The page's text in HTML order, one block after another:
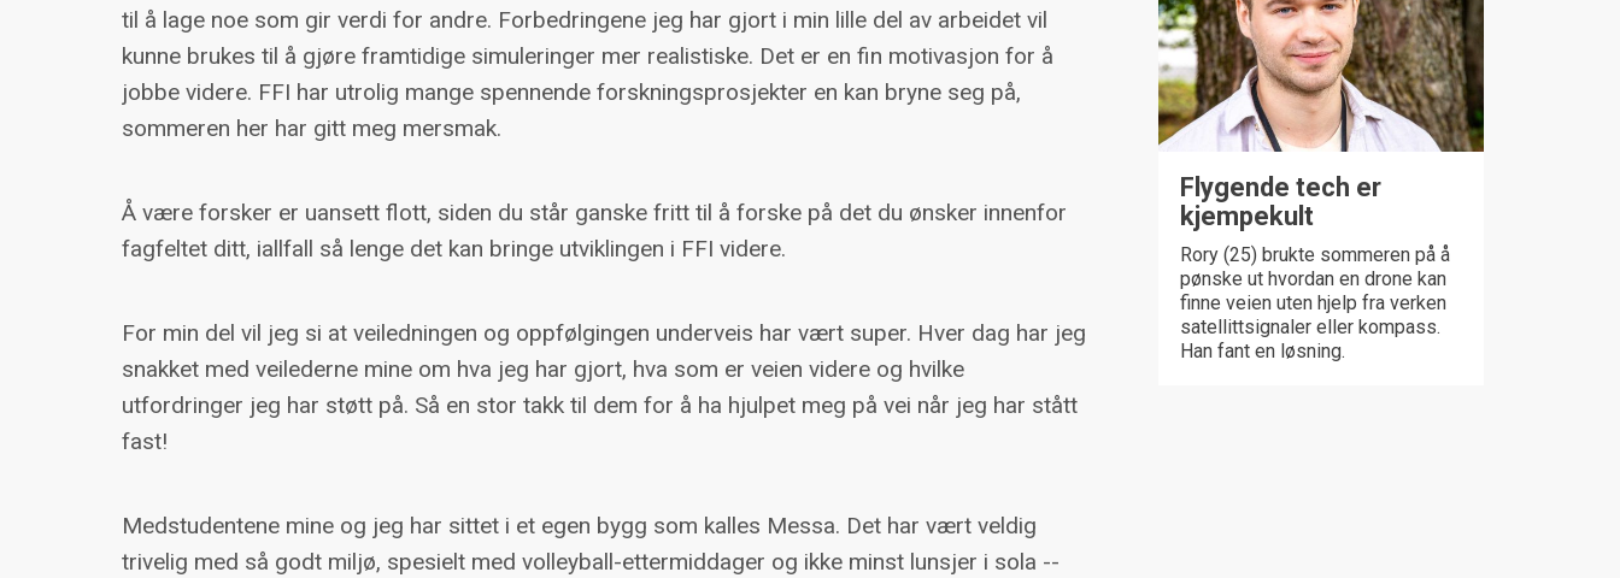
Flygende tech er
kjempekult
Rory (25) brukte sommeren på å
pønske ut hvordan en drone kan
finne veien uten hjelp fra verken
satellittsignaler eller kompass.
Han fant en løsning.
til å lage noe som gir verdi for andre. Forbedringene jeg har gjort i min lille del av arbeidet vil
kunne brukes til å gjøre framtidige simuleringer mer realistiske. Det er en fin motivasjon for å
jobbe videre. FFI har utrolig mange spennende forskningsprosjekter en kan bryne seg på,
sommeren her har gitt meg mersmak.
Å være forsker er uansett flott, siden du står ganske fritt til å forske på det du ønsker innenfor
fagfeltet ditt, iallfall så lenge det kan bringe utviklingen i FFI videre.
For min del vil jeg si at veiledningen og oppfølgingen underveis har vært super. Hver dag har jeg
snakket med veilederne mine om hva jeg har gjort, hva som er veien videre og hvilke
utfordringer jeg har støtt på. Så en stor takk til dem for å ha hjulpet meg på vei når jeg har stått
fast!
Medstudentene mine og jeg har sittet i et egen bygg som kalles Messa. Det har vært veldig
trivelig med så godt miljø, spesielt med volleyball-ettermiddager og ikke minst lunsjer i sola --